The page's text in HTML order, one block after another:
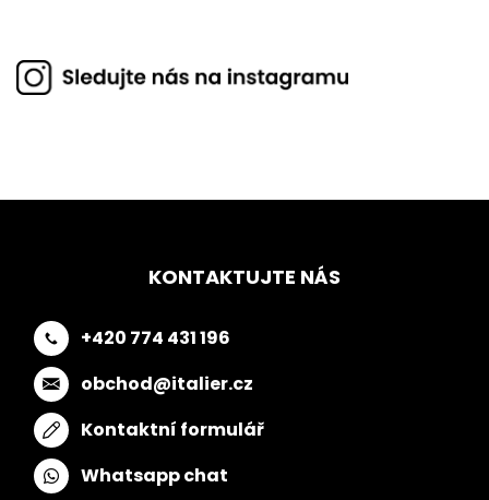
KONTAKTUJTE NÁS
+420 774 431 196
obchod@italier.cz
Kontaktní formulář
Whatsapp chat